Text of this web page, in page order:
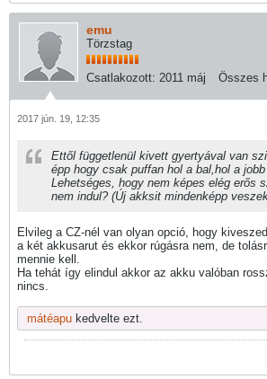
emu
Törzstag
Csatlakozott: 2011 máj Összes
2017 jún. 19, 12:35
Ettől függetlenül kivett gyertyával van
épp hogy csak puffan hol a bal,hol a jobb
Lehetséges, hogy nem képes elég erős
nem indul? (Új akksit mindenképp
Elvileg a CZ-nél van olyan opció, hogy
a két akkusarut és ekkor rúgásra nem, de
mennie kell.
Ha tehát így elindul akkor az akku valóban
nincs.
mátéapu kedvelte ezt.